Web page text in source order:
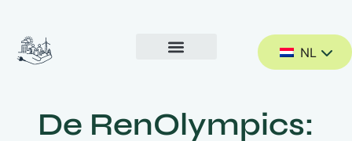
NL
De RenOlympics: